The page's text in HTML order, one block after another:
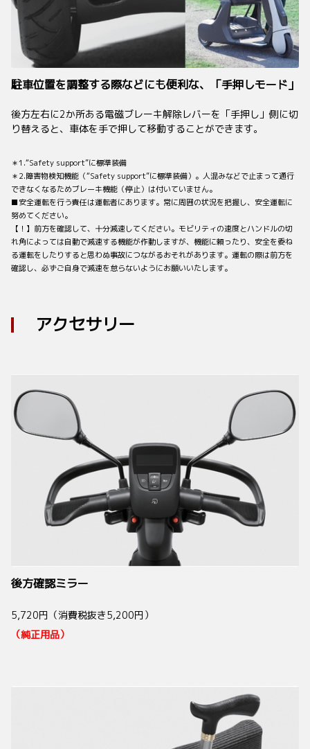
駐車位置を調整する際などにも便利な、「手押しモード」
後方左右に2か所ある電磁ブレーキ解除レバーを「手押し」側に切
り替えると、車体を手で押して移動することができます。
＊1.“Safety support”に標準装備
＊2.障害物検知機能（“Safety support”に標準装備）。人混みなどで止まって通行
できなくなるためブレーキ機能（停止）は付いていません。
■安全運転を行う責任は運転者にあります。常に周囲の状況を把握し、安全運転に
努めてください。
【！】前方を確認して、十分減速してください。モビリティの速度とハンドルの切
れ角によっては自動で減速する機能が作動しますが、機能に頼ったり、安全を委ね
る運転をしたりすると思わぬ事故につながるおそれがあります。運転の際は前方を
確認し、必ずご自身で減速を怠らないようにお願いいたします。
アクセサリー
後方確認ミラー
5,720円（消費税抜き5,200円）
（純正用品）